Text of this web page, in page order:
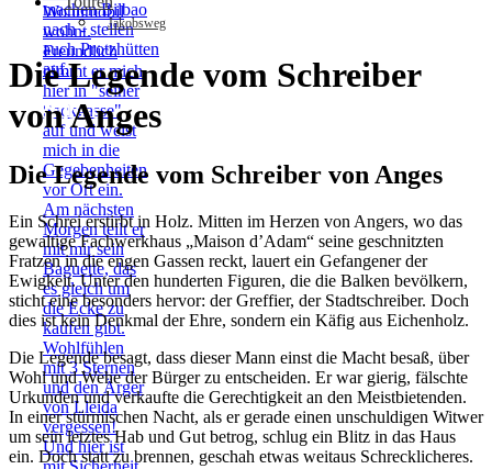
Bilbao
Jakobsweg
Die Legende vom Schreiber
von Anges
Die Legende vom Schreiber von Anges
Ein Schrei erstirbt in Holz. Mitten im Herzen von Angers, wo das
gewaltige Fachwerkhaus „Maison d’Adam“ seine geschnitzten
Fratzen in die engen Gassen reckt, lauert ein Gefangener der
Ewigkeit. Unter den hunderten Figuren, die die Balken bevölkern,
sticht eine besonders hervor: der Greffier, der Stadtschreiber. Doch
dies ist kein Denkmal der Ehre, sondern ein Käfig aus Eichenholz.
Die Legende besagt, dass dieser Mann einst die Macht besaß, über
Wohl und Wehe der Bürger zu entscheiden. Er war gierig, fälschte
Urkunden und verkaufte die Gerechtigkeit an den Meistbietenden.
In einer stürmischen Nacht, als er gerade einen unschuldigen Witwer
um sein letztes Hab und Gut betrog, schlug ein Blitz in das Haus
ein. Doch statt zu brennen, geschah etwas weitaus Schrecklicheres.